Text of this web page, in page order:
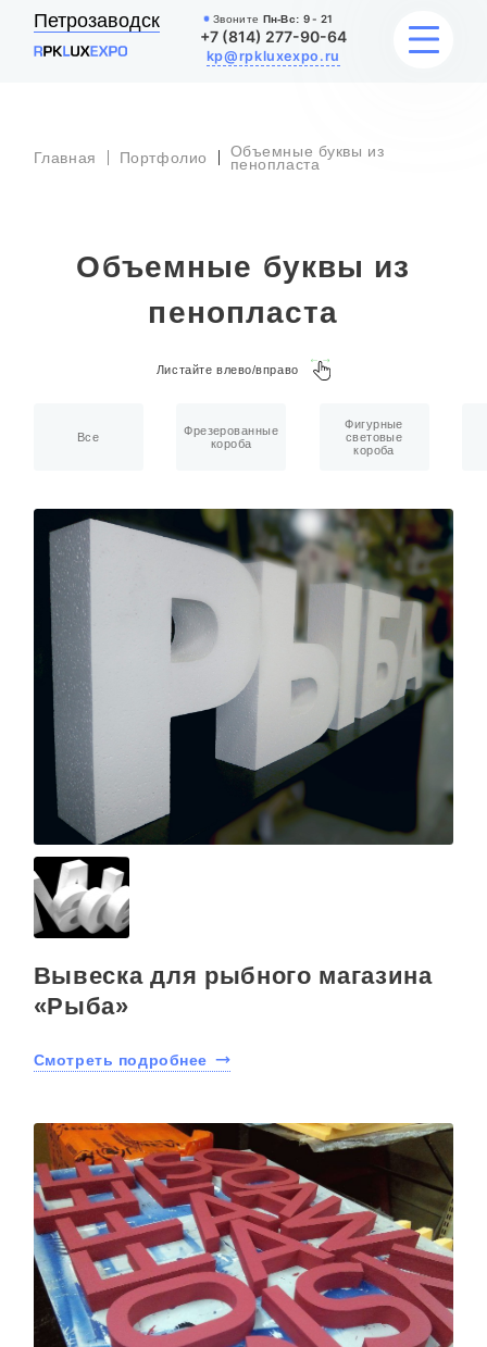
Петрозаводск Звоните Пн-Вс: 9 - 21
+7 (814) 277-90-64
kp@rpkluxexpo.ru
УСЛУГИ
АКЦИИ
О КОМПАНИИ
Главная Портфолио Объемные буквы из
пенопласта
Объемные буквы из
пенопласта
Листайте влево/вправо
Все
Фрезерованные
короба
Фигурные
световые
короба
Вывеска для рыбного магазина
«Рыба»
Смотреть подробнее